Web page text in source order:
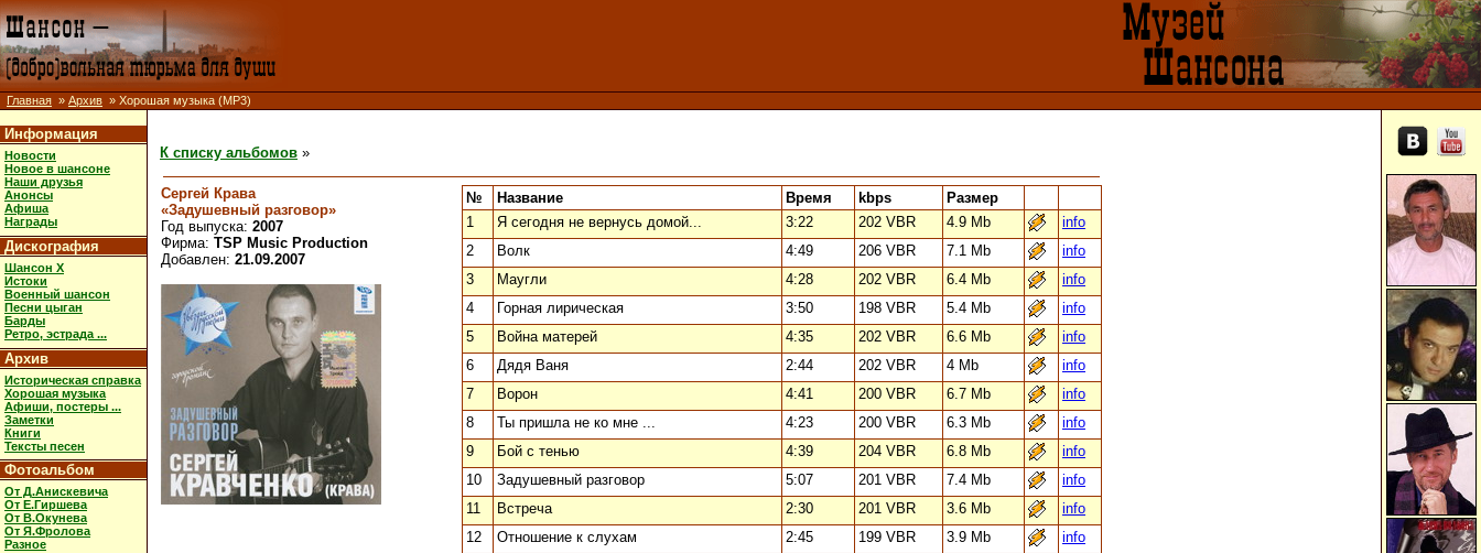
Главная » Архив » Хорошая музыка (MP3)
Информация
Новости
Новое в шансоне
Наши друзья
Анонсы
Афиша
Награды
Дискография
Шансон X
Истоки
Военный шансон
Песни цыган
Барды
Ретро, эстрада ...
Архив
Историческая справка
Хорошая музыка
Афиши, постеры ...
Заметки
Книги
Тексты песен
Фотоальбом
От Д.Анискевича
От Е.Гиршева
От В.Окунева
От Я.Фролова
Разное
К списку альбомов »
Сергей Крава
«Задушевный разговор»
Год выпуска: 2007
Фирма: TSP Music Production
Добавлен: 21.09.2007
№ Название Время kbps
Размер
1
Я сегодня не вернусь домой... 3:22 202 VBR 4.9 Mb
info
2
Волк 4:49 206 VBR 7.1 Mb
info
3
Маугли 4:28 202 VBR 6.4 Mb
info
4
Горная лирическая 3:50 198 VBR 5.4 Mb
info
5
Война матерей 4:35 202 VBR 6.6 Mb
info
6
Дядя Ваня 2:44 202 VBR 4 Mb
info
7
Ворон 4:41 200 VBR 6.7 Mb
info
8
Ты пришла не ко мне ... 4:23 200 VBR 6.3 Mb
info
9
Бой с тенью 4:39 204 VBR 6.8 Mb
info
10
Задушевный разговор 5:07 201 VBR 7.4 Mb
info
11
Встреча 2:30 201 VBR 3.6 Mb
info
12
Отношение к слухам 2:45 199 VBR 3.9 Mb
info